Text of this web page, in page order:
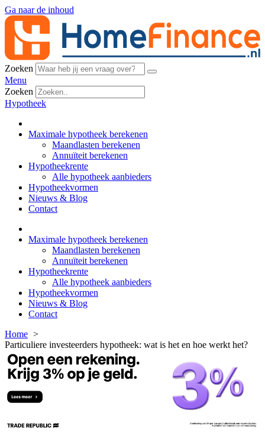
Ga naar de inhoud
Zoeken
Menu
Zoeken
Hypotheek
Maximale hypotheek berekenen
Maandlasten berekenen
Annuïteit berekenen
Hypotheekrente
Alle hypotheek aanbieders
Hypotheekvormen
Nieuws & Blog
Contact
Maximale hypotheek berekenen
Maandlasten berekenen
Annuïteit berekenen
Hypotheekrente
Alle hypotheek aanbieders
Hypotheekvormen
Nieuws & Blog
Contact
Home
Particuliere investeerders hypotheek: wat is het en hoe werkt het?